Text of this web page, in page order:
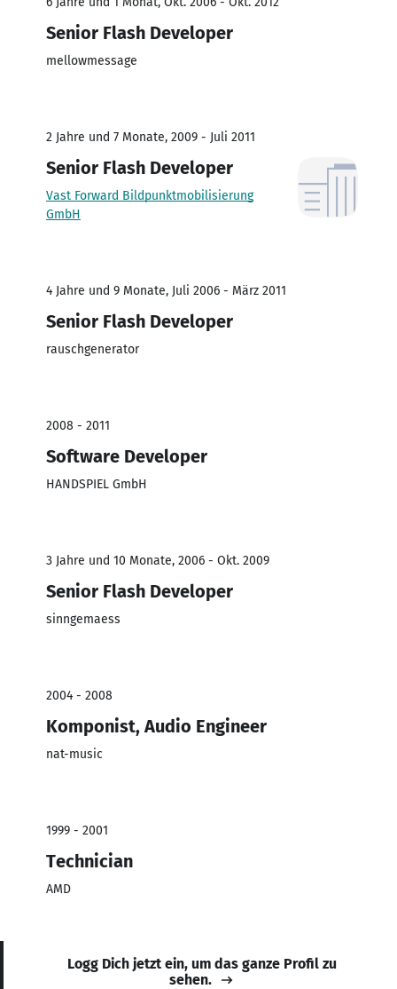
Senior Flash Developer
mellowmessage
2 Jahre und 7 Monate, 2009 - Juli 2011
Senior Flash Developer
Vast Forward Bildpunktmobilisierung
GmbH
4 Jahre und 9 Monate, Juli 2006 - März 2011
Senior Flash Developer
rauschgenerator
2008 - 2011
Software Developer
HANDSPIEL GmbH
3 Jahre und 10 Monate, 2006 - Okt. 2009
Senior Flash Developer
sinngemaess
2004 - 2008
Komponist, Audio Engineer
nat-music
1999 - 2001
Technician
AMD
Logg Dich jetzt ein, um das ganze Profil zu
sehen.